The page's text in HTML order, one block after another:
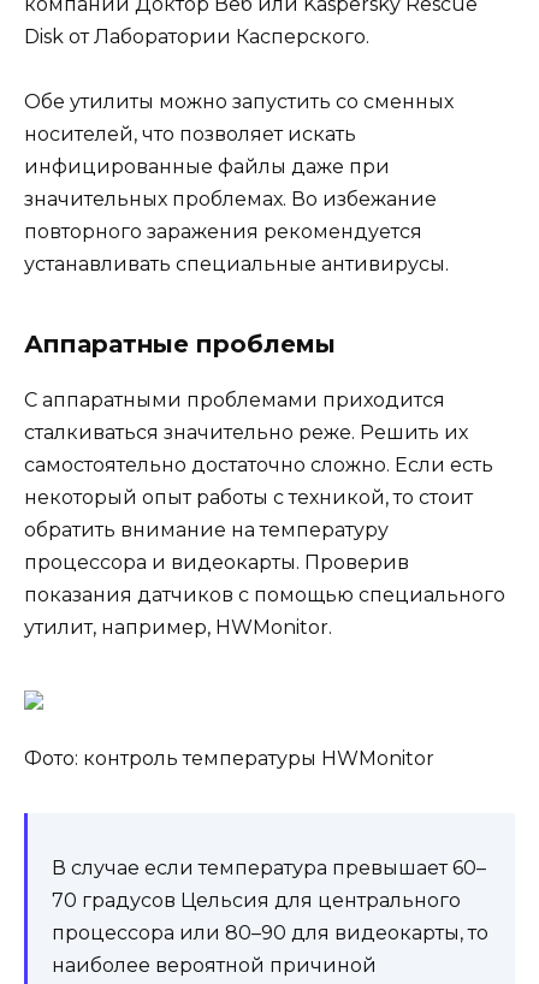
Disk от Лаборатории Касперского.
Обе утилиты можно запустить со сменных
носителей, что позволяет искать
инфицированные файлы даже при
значительных проблемах. Во избежание
повторного заражения рекомендуется
устанавливать специальные антивирусы.
Аппаратные проблемы
С аппаратными проблемами приходится
сталкиваться значительно реже. Решить их
самостоятельно достаточно сложно. Если есть
некоторый опыт работы с техникой, то стоит
обратить внимание на температуру
процессора и видеокарты. Проверив
показания датчиков с помощью специального
утилит, например, HWMonitor.
Фото: контроль температуры HWMonitor
В случае если температура превышает 60–
70 градусов Цельсия для центрального
процессора или 80–90 для видеокарты, то
наиболее вероятной причиной